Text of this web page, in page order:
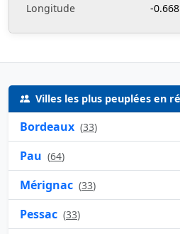
Longitude
-
Villes les plus peuplées en
Bordeaux (33)
Pau (64)
Mérignac (33)
Pessac (33)